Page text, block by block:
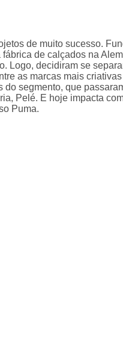
de muito sucesso.
de calçados na
Logo, decidiram se
as marcas mais
segmento, que
Pelé. E hoje impacta
Puma.